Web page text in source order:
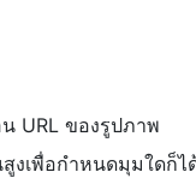
URL ของรูปภาพ
งเพื่อกำหนดมุมใดก็ไ